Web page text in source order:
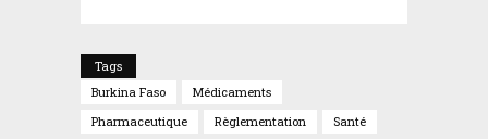
Tags
Burkina Faso
Médicaments
Pharmaceutique
Règlementation
Santé